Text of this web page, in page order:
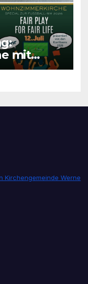
mit
Kirchengemeinde Werne